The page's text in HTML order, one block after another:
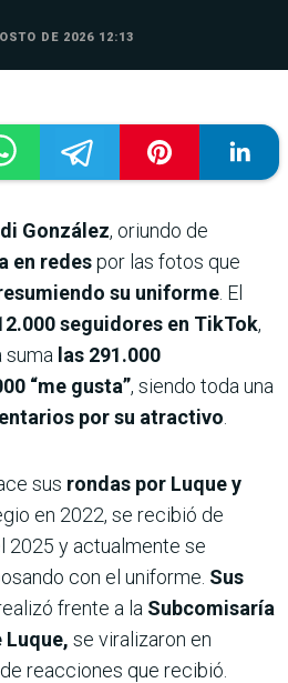
DE 2026 12:13
González, oriundo de
en redespor las fotos que
su uniforme . El
seguidores en TikTok,
suma las 291.000
“me gusta”, siendo toda una
por su atractivo
sus rondas por Luque y
en 2022, se recibió de
2025 y actualmente se
con el uniforme. Sus
frente a la Subcomisaría
Luque, se viralizaron en
reacciones que recibió.